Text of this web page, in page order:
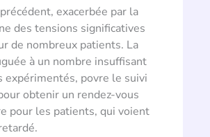
exacerbée par la
des tensions significatives
de nombreux patients. La
à un nombre insuffisant
expérimentés, povre le suivi
obtenir un rendez-vous
pour les patients, qui voient